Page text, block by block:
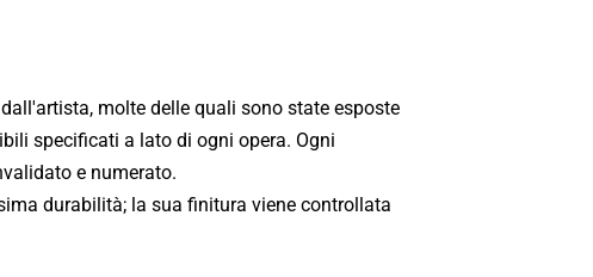
molte delle quali sono state esposte
specificati a lato di ogni opera. Ogni
e numerato.
durabilità; la sua finitura viene controllata